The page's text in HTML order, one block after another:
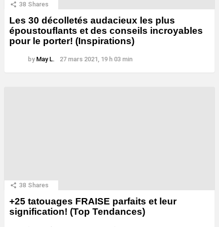
38 Shares
Les 30 décolletés audacieux les plus
époustouflants et des conseils incroyables
pour le porter! (Inspirations)
by May L. 27 mars 2021, 19 h 03 min
38 Shares
+25 tatouages ​​FRAISE parfaits et leur
signification! (Top Tendances)